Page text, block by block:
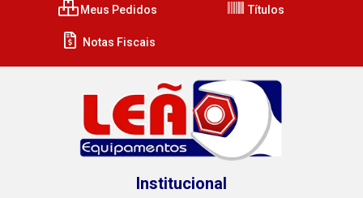
Meus Pedidos Títulos
Notas Fiscais
Institucional